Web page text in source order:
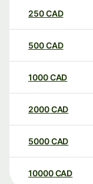
250CAD
500CAD
1000CAD
2000CAD
5000CAD
10000 CAD